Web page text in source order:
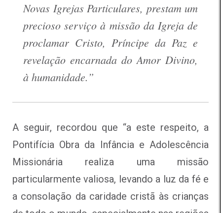
Novas Igrejas Particulares, prestam um
precioso serviço à missão da Igreja de
proclamar Cristo, Príncipe da Paz e
revelação encarnada do Amor Divino,
à humanidade.”
A seguir, recordou que “a este respeito, a
Pontifícia Obra da Infância e Adolescência
Missionária realiza uma missão
particularmente valiosa, levando a luz da fé e
a consolação da caridade cristã às crianças